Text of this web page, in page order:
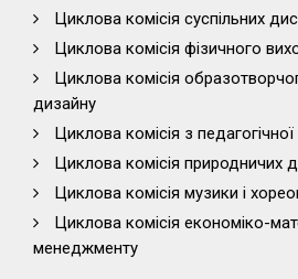
Циклова комісія суспільних
Циклова комісія фізичного
Циклова комісія
дизайну
Циклова комісія з педагогічної
Циклова комісія природничих
Циклова комісія музики і
Циклова комісія економіко-
менеджменту